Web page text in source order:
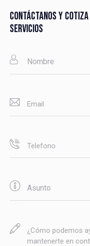
CONTÁCTANOS Y
SERVICIOS